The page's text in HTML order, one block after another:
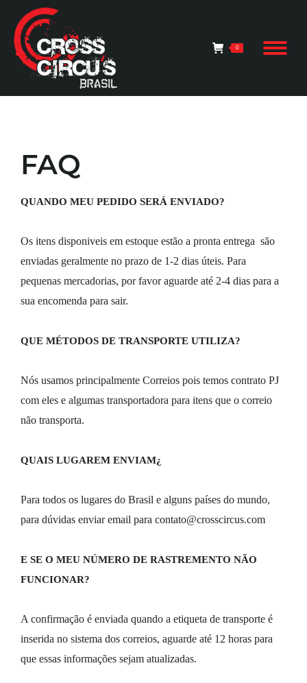
0
FAQ
QUANDO MEU PEDIDO SERÁ ENVIADO?
Os itens disponiveis em estoque estão a pronta entrega  são
enviadas geralmente no prazo de 1-2 dias úteis. Para
pequenas mercadorias, por favor aguarde até 2-4 dias para a
sua encomenda para sair.
QUE MÉTODOS DE TRANSPORTE UTILIZA?
Nós usamos principalmente Correios pois temos contrato PJ
com eles e algumas transportadora para itens que o correio
não transporta.
QUAIS LUGAREM ENVIAM¿
Para todos os lugares do Brasil e alguns países do mundo,
para dúvidas enviar email para contato@crosscircus.com
E SE O MEU NÚMERO DE RASTREMENTO NÃO
FUNCIONAR?
A confirmação é enviada quando a etiqueta de transporte é
inserida no sistema dos correios, aguarde até 12 horas para
que essas informações sejam atualizadas.